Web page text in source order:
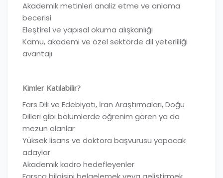
Akademik metinleri analiz etme ve anlama
becerisi
Eleştirel ve yapısal okuma alışkanlığı
Kamu, akademi ve özel sektörde dil yeterliliği
avantajı
Kimler Katılabilir?
Fars Dili ve Edebiyatı, İran Araştırmaları, Doğu
Dilleri gibi bölümlerde öğrenim gören ya da
mezun olanlar
Yüksek lisans ve doktora başvurusu yapacak
adaylar
Akademik kadro hedefleyenler